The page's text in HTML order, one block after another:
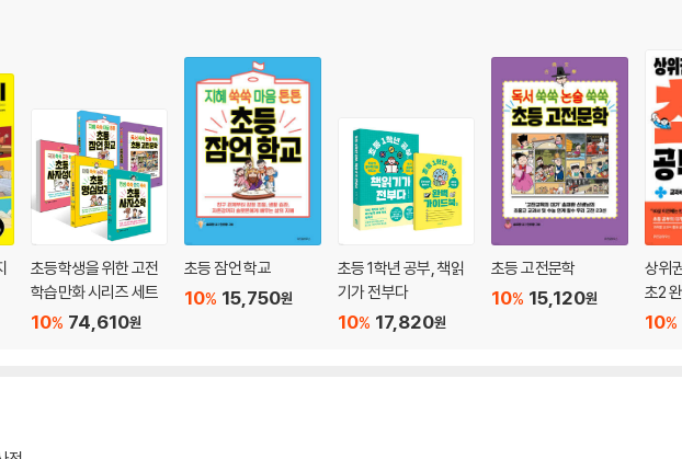
알아야 하는 고전문학을 폭넓게 만날 수 있을 뿐만 아니라 문해력, 어휘력, 한자 실력이 모두 향상되는 경험
이 우선입니다. 우리 고전을 통해 국어 교과 기초가 잡히면 공부가 한결 흥미롭고 재미있어집니다. 초등학생
선보인 ‘고전 학습만화 쑥쑥 시리즈’ 3종은 학부모들 사이에서 아이의 어휘력과 이해력 향상을 위한 책으로 뜨
도서로 자리매김하였습니다.
사 중 하나로 ‘문해력’ 향상을 꼽을 수 있습니다. ‘문해력’은 ‘글을 읽고 이해하는 능력’으로 아이의 학습 이해
없이는 공부의 기초와 논술 실력을 쌓을 수 없다고 강조합니다. 이처럼 중요한 문해력 향상에서 빼놓을 수 없
께라면 술술 익힐 수 있습니다.
며 한자 실력을 키워줍니다. 그리고 이는 궁극적으로 아이들의 문해력과 논술 실력을 향상시키는 데 큰 도움을
술 실력이 쑥쑥 자라날 것입니다.
초등학생을 위한 고전
학습만화 시리즈 세트
74,610원
10%
초등 잠언 학교
15,750원
10%
초등 1학년 공부, 책읽
기가 전부다
17,820원
10%
초등 고전문학
15,120원
10%
상위
초2
10%